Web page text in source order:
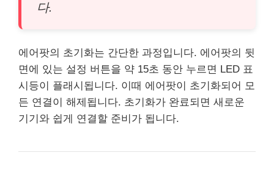
다.
에어팟의 초기화는 간단한 과정입니다. 에어팟의 뒷
면에 있는 설정 버튼을 약 15초 동안 누르면 LED 표
시등이 플래시됩니다. 이때 에어팟이 초기화되어 모
든 연결이 해제됩니다. 초기화가 완료되면 새로운
기기와 쉽게 연결할 준비가 됩니다.